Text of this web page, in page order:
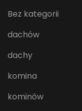
Bez kategorii
dachów
dachy
komina
kominów